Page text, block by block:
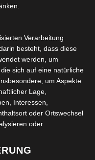
zur Pflege von
die
zum Pflegebett
die
das Bett verlässt.
Schienen an der
mit denen
einfacher bewegt
Verarbeitung
besteht, dass diese
werden, um
sich auf eine natürliche
um Aspekte
Lage,
Interessen,
oder Ortswechsel
oder